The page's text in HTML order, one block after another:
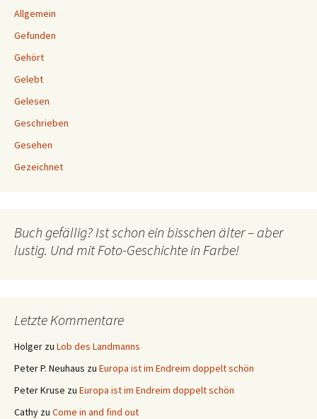
Allgemein
Gefunden
Gehört
Gelebt
Gelesen
Geschrieben
Gesehen
Gezeichnet
Buch gefällig? Ist schon ein bisschen älter – aber
lustig. Und mit Foto-Geschichte in Farbe!
Letzte Kommentare
Holger zu Lob des Landmanns
Peter P. Neuhaus zu Europa ist im Endreim doppelt schön
Peter Kruse zu Europa ist im Endreim doppelt schön
Cathy zu Come in and find out